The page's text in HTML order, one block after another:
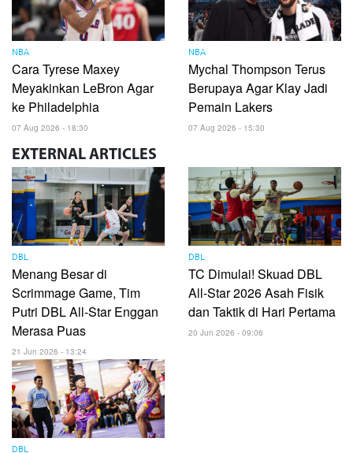
NBA
Cara Tyrese Maxey
Meyakinkan LeBron Agar
ke Philadelphia
07 Aug 2026 - 18:30
NBA
Mychal Thompson Terus
Berupaya Agar Klay Jadi
Pemain Lakers
07 Aug 2026 - 15:30
EXTERNAL ARTICLES
DBL
Menang Besar di
Scrimmage Game, Tim
Putri DBL All-Star Enggan
Merasa Puas
21 Jun 2026 - 13:24
DBL
TC Dimulai! Skuad DBL
All-Star 2026 Asah Fisik
dan Taktik di Hari Pertama
20 Jun 2026 - 09:06
DBL